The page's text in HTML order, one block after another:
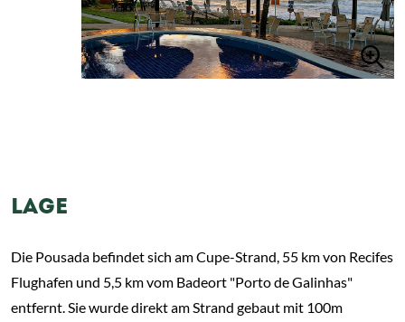
LAGE
Die Pousada befindet sich am Cupe-Strand, 55 km von Recifes
Flughafen und 5,5 km vom Badeort "Porto de Galinhas"
entfernt. Sie wurde direkt am Strand gebaut mit 100m